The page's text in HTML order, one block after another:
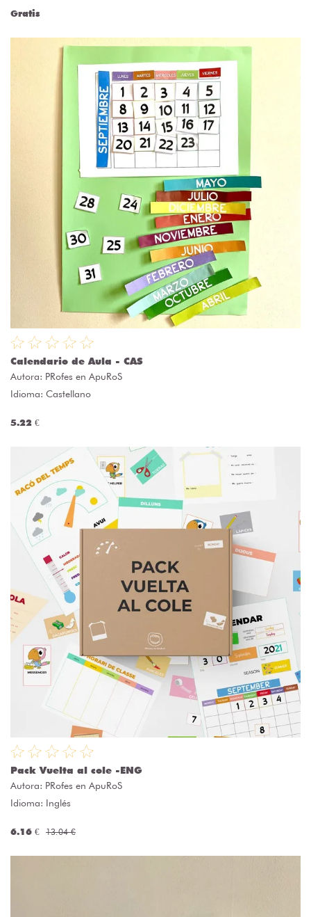
Gratis
Calendario de Aula - CAS
Autora: PRofes en ApuRoS
Idioma: Castellano
5.22 €
Pack Vuelta al cole -ENG
Autora: PRofes en ApuRoS
Idioma: Inglés
6.16 € 13.04 €